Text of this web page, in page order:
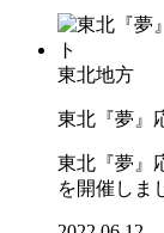
東北地方
東北『夢』
東北『夢』
を開催しま